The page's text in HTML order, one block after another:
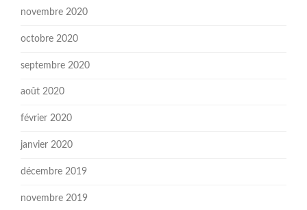
novembre 2020
octobre 2020
septembre 2020
août 2020
février 2020
janvier 2020
décembre 2019
novembre 2019